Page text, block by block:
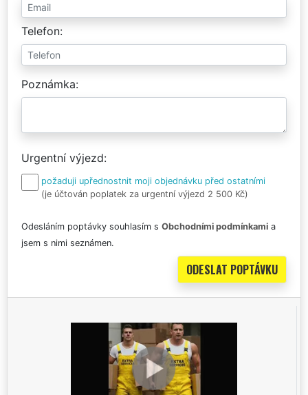
Telefon
Poznámka
Urgentní výjezd
požaduji upřednostnit moji objednávku před ostatními
(je účtován poplatek za urgentní výjezd 2 500 Kč)
Odesláním poptávky souhlasím s Obchodními podmínkami a
jsem s nimi seznámen.